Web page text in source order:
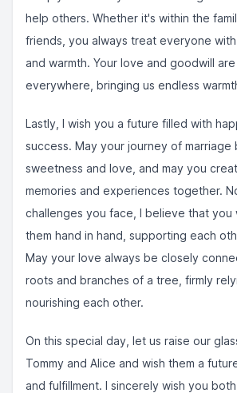
help others. Whether it's within the
friends, you always treat everyone
and warmth. Your love and goodwill
everywhere, bringing us endless
Lastly, I wish you a future filled with
success. May your journey of marriage
sweetness and love, and may you
memories and experiences together.
challenges you face, I believe that you
them hand in hand, supporting each
May your love always be closely
roots and branches of a tree, firmly
nourishing each other.
On this special day, let us raise our
Tommy and Alice and wish them a
and fulfillment. I sincerely wish you